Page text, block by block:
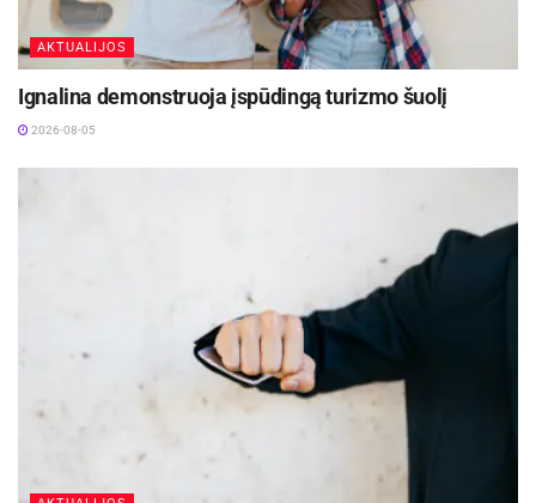
dėstytojai bei kviestiniai svečiai iš Danijos,
Lenkijos, kitų Europos valstybių.
AKTUALIJOS
Ignalina demonstruoja įspūdingą turizmo šuolį
2026-08-05